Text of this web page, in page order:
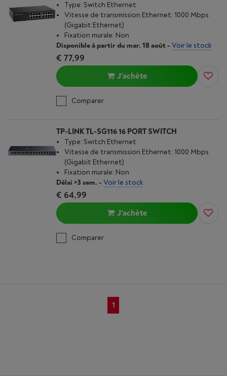
Type: Switch Ethernet
Vitesse de transmission Ethernet: 1000 Mbps
(Gigabit Ethernet)
Fixation murale: Non
Disponible à partir du mar. 18 août- Voir le stock
€ 77,99
J'achète
Comparer
TP-LINK TL-SG116 16 PORT SWITCH
Type: Switch Ethernet
Vitesse de transmission Ethernet: 1000 Mbps
(Gigabit Ethernet)
Fixation murale: Non
Délai >3 sem. - Voir le stock
€ 64,99
J'achète
Comparer
1